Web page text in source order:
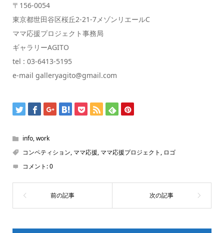
〒156-0054
東京都世田谷区桜丘2-21-7メゾンリエールC
ママ応援プロジェクト事務局
ギャラリーAGITO
tel : 03-6413-5195
e-mail galleryagito@gmail.com
info,work
コンペティション, ママ応援, ママ応援プロジェクト , ロゴ
コメント:0